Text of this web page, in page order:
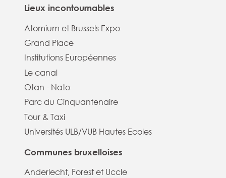
Lieux incontournables
Atomium et Brussels Expo
Grand Place
Institutions Européennes
Le canal
Otan - Nato
Parc du Cinquantenaire
Tour & Taxi
Universités ULB/VUB Hautes Ecoles
Communes bruxelloises
Anderlecht, Forest et Uccle